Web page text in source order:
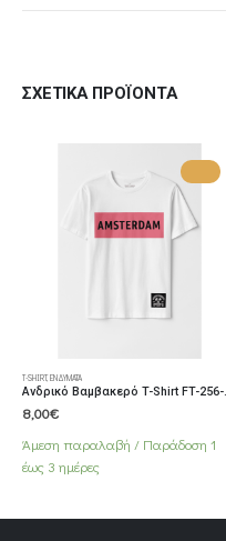
ΣΧΕΤΙΚΆ ΠΡΟΪΌΝΤΑ
ΕΝΔΎΜΑΤΑ,ΜΠΟΥΦΆΝ
30,00
Άμεση παραλαβή / Παράδoση 1
έως 3 ημέρες